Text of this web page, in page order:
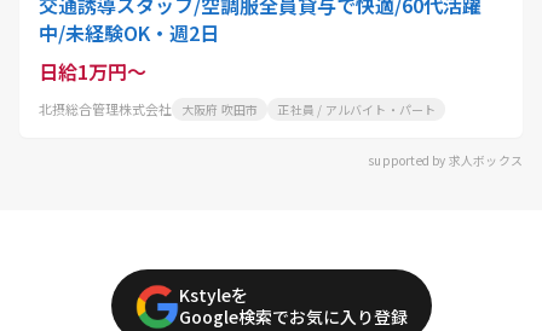
中/未経験OK・週2日
日給1万円～
北摂総合管理株式会社 大阪府 吹田市 正社員 / アルバイト・パート
supported by 求人ボックス
Kstyleを
Google検索でお気に入り登録